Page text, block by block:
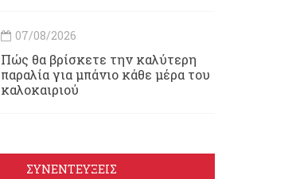
07/08/2026
Πώς θα βρίσκετε την καλύτερη
παραλία για μπάνιο κάθε μέρα του
καλοκαιριού
ΣΥΝΕΝΤΕΥΞΕΙΣ